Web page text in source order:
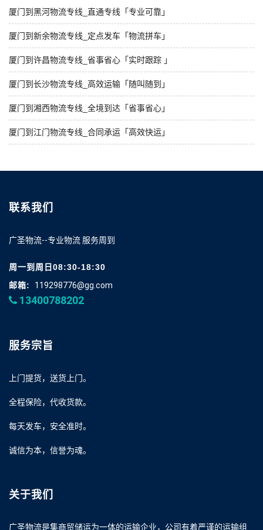
厦门到黑河物流专线_直通专线「专业可靠」
厦门到新余物流专线_定点发车「物流拼车」
厦门到许昌物流专线_省事省心「实时跟踪 」
厦门到长沙物流专线_高效运输「随叫随到」
厦门到湘西物流专线_全境到达「省事省心」
厦门到江门物流专线_合同承运「高效快运」
联系我们
广圣物流--专业物流 服务周到
周一到周日08:30-18:30
邮箱:
119298776@gg.com
13400788202
服务宗旨
上门提货，送货上门。
全程保险，代收货款。
每天发车，安全准时。
诚信为本，信誉为魂。
关于我们
广圣物流是集商贸储运为一体的运输企业，公司有着严谨的运输组